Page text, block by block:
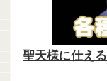
聖天様に仕え